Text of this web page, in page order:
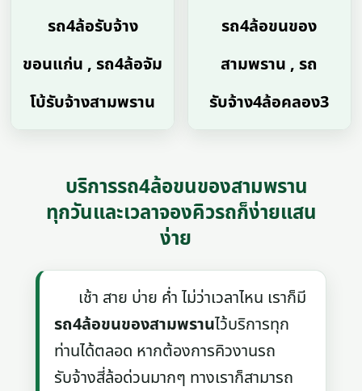
รถ4ล้อรับจ้าง
ขอนแก่น , รถ4ล้อจัม
โบ้รับจ้างสามพราน
รถ4ล้อขนของ
สามพราน , รถ
รับจ้าง4ล้อคลอง3
บริการรถ4ล้อขนของสามพราน
ทุกวันและเวลาจองคิวรถก็ง่ายแสน
ง่าย
เช้า สาย บ่าย ค่ำ ไม่ว่าเวลาไหน เราก็มี
รถ4ล้อขนของสามพรานไว้บริการทุก
ท่านได้ตลอด หากต้องการคิวงานรถ
รับจ้างสี่ล้อด่วนมากๆ ทางเราก็สามารถ